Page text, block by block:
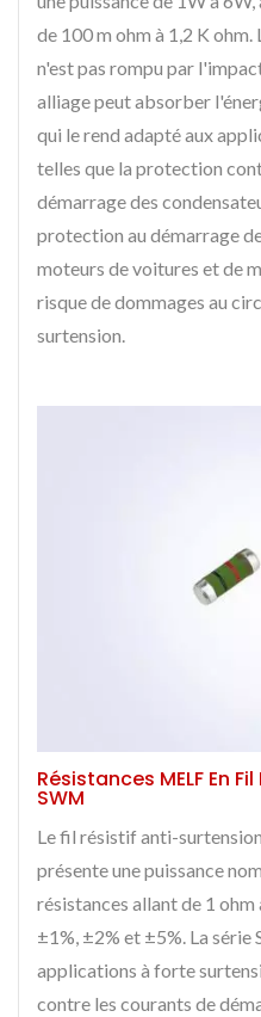
de 100 m ohm à 1,2 K
n'est pas rompu par
alliage peut absorber
qui le rend adapté aux
telles que la protection
démarrage des
protection au démarrage
moteurs de voitures et de
risque de dommages au
surtension.
Résistances MELF En
SWM
Le fil résistif anti-
présente une puissance
résistances allant de 1
±1%, ±2% et ±5%. La série
applications à forte
contre les courants de